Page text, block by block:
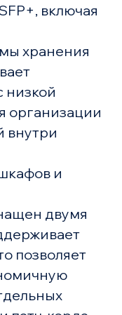
включая
хранения
низкой
организации
внутри
и
двумя
позволяет